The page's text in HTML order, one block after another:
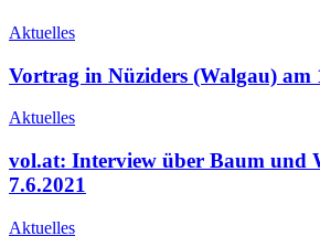
Aktuelles
Vortrag in Nüziders (Walgau) am
Aktuelles
vol.at: Interview über Baum und
7.6.2021
Aktuelles